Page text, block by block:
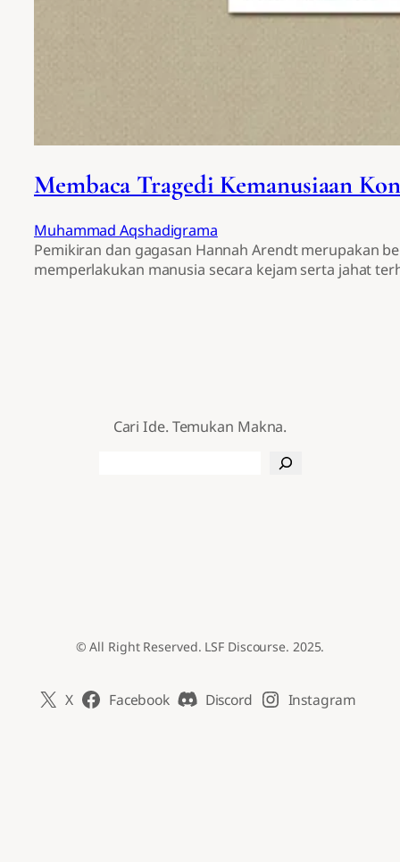
Membaca Tragedi Kemanusiaan
Muhammad Aqshadigrama
Pemikiran dan gagasan Hannah Arendt merupakan
memperlakukan manusia secara kejam serta jahat
Cari Ide. Temukan Makna.
© All Right Reserved. LSF Discourse. 2025.
X Facebook Discord Instagram